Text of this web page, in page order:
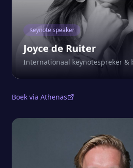
Keynote speaker
Joyce de Ruiter
Internationaal keynotespreker &
Boek via Athenas